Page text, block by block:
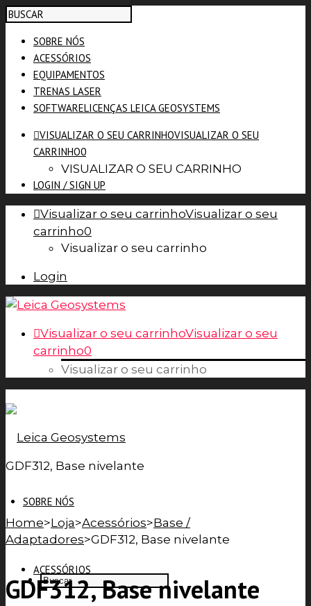
SOBRE NÓS
ACESSÓRIOS
EQUIPAMENTOS
TRENAS LASER
SOFTWARELICENÇAS LEICA GEOSYSTEMS
VISUALIZAR O SEU CARRINHOVISUALIZAR O SEU
CARRINHO0
VISUALIZAR O SEU CARRINHO
LOGIN / SIGN UP
Visualizar o seu carrinhoVisualizar o seu
carrinho0
Visualizar o seu carrinho
Login
Visualizar o seu carrinhoVisualizar o seu
carrinho0
Visualizar o seu carrinho
SOBRE NÓS
ACESSÓRIOS
GDF312, Base nivelante
Home>Loja>Acessórios>Base /
Adaptadores>GDF312, Base nivelante
GDF312, Base nivelante